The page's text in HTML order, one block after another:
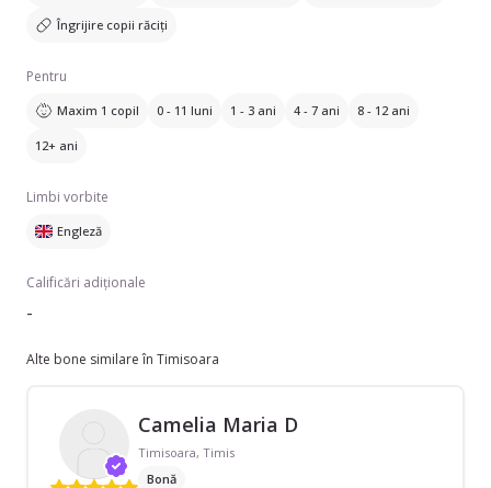
Îngrijire copii răciți
Pentru
Maxim 1 copil 0 - 11 luni 1 - 3 ani 4 - 7 ani 8 - 12 ani
12+ ani
Limbi vorbite
Engleză
Calificări adiționale
-
Alte bone similare în Timisoara
Camelia Maria D
Timisoara, Timis
Bonă